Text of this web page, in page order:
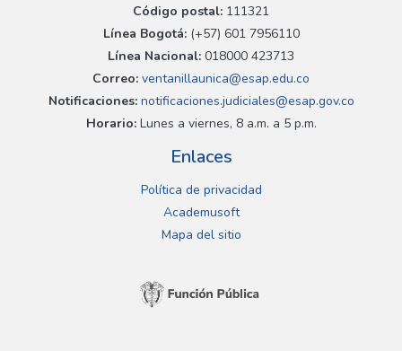
Código postal: 111321
Línea Bogotá:(+57) 601 7956110
Línea Nacional: 018000 423713
Correo: ventanillaunica@esap.edu.co
Notificaciones:notificaciones.judiciales@esap.gov.co
Horario:Lunes a viernes, 8 a.m. a 5 p.m.
Enlaces
Política de privacidad
Academusoft
Mapa del sitio